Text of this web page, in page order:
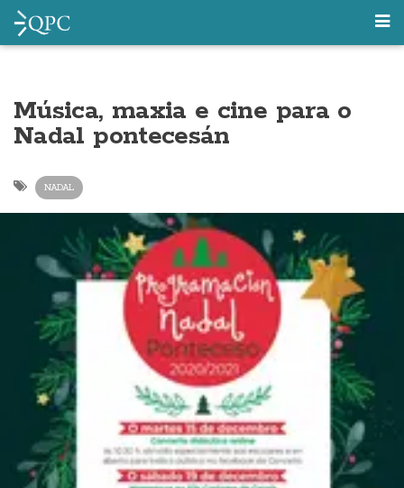
Música, maxia e cine para o
Nadal pontecesán
NADAL